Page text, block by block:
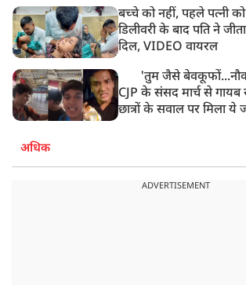
बच्चे को नहीं, पहले पत्नी
डिलीवरी के बाद पति ने
दिल, VIDEO वायरल
'तुम जैसे
CJP के संसद मार्च से गायब
छात्रों के सवाल पर मिला ये
अधिक
ADVERTISEMENT